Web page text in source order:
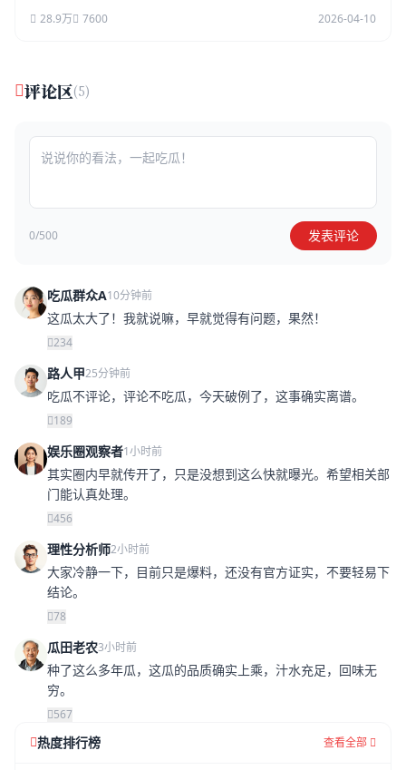
28.9万 7600 2026-04-10
评论区(5)
0/500 发表评论
吃瓜群众A10分钟前
这瓜太大了！我就说嘛，早就觉得有问题，果然！
234
路人甲25分钟前
吃瓜不评论，评论不吃瓜，今天破例了，这事确实离谱。
189
娱乐圈观察者1小时前
其实圈内早就传开了，只是没想到这么快就曝光。希望相关部
门能认真处理。
456
理性分析师2小时前
大家冷静一下，目前只是爆料，还没有官方证实，不要轻易下
结论。
78
瓜田老农3小时前
种了这么多年瓜，这瓜的品质确实上乘，汁水充足，回味无
穷。
567
热度排行榜 查看全部